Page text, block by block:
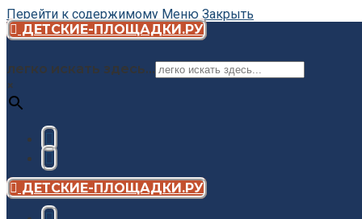
Перейти к содержимому Меню Закрыть
ДЕТСКИЕ-ПЛОЩАДКИ.РУ
легко искать здесь...
×
ДЕТСКИЕ-ПЛОЩАДКИ.РУ